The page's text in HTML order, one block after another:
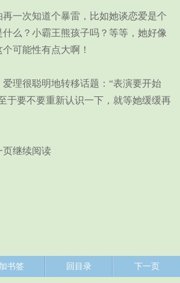
次知道个暴雷，比如她谈恋爱是个
么？小霸王熊孩子吗？等等，她好像
可能性有点大啊！
很聪明地转移话题：“表演要开始
于要不要重新认识一下，就等她缓缓再
继续阅读
加书签 回目录 下一页